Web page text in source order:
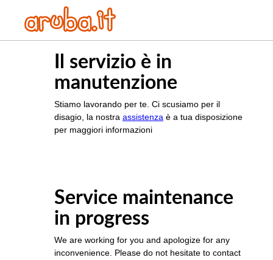
Il servizio è in
manutenzione
Stiamo lavorando per te. Ci scusiamo per il
disagio, la nostra assistenza è a tua disposizione
per maggiori informazioni
Service maintenance
in progress
We are working for you and apologize for any
inconvenience. Please do not hesitate to contact